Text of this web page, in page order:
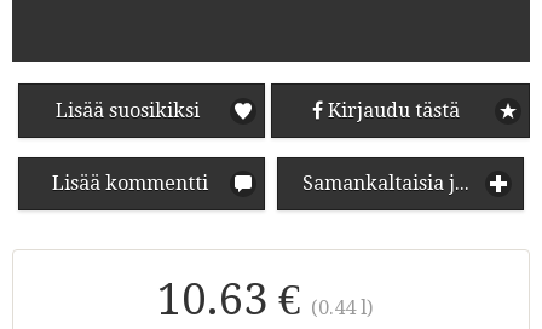
Lisää suosikiksi Kirjaudu tästä
Lisää kommentti Samankaltaisia juomia
10.63 € (0.44 l)